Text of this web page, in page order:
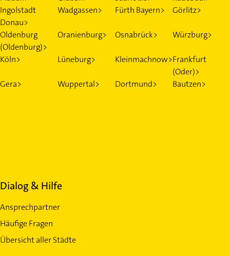
Ingolstadt
Donau>
Wadgassen> Fürth Bayern> Görlitz>
Oldenburg
(Oldenburg)>
Oranienburg> Osnabrück> Würzburg>
Köln> Lüneburg> Kleinmachnow>Frankfurt
(Oder)>
Gera>
Wuppertal> Dortmund> Bautzen>
Dialog & Hilfe
Ansprechpartner
Häufige Fragen
Übersicht aller Städte